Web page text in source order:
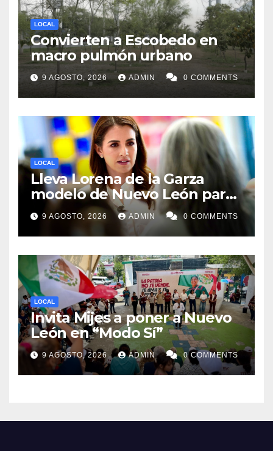
LOCAL
Convierten a Escobedo en
macro pulmón urbano
9 AGOSTO, 2026 ADMIN 0 COMMENTS
LOCAL
Lleva Lorena de la Garza
modelo de Nuevo León para
búsqueda de desaparecidos
a todos México
9 AGOSTO, 2026 ADMIN 0 COMMENTS
LOCAL
Invita Mijes a poner a Nuevo
León en “Modo Sí”
9 AGOSTO, 2026 ADMIN 0 COMMENTS